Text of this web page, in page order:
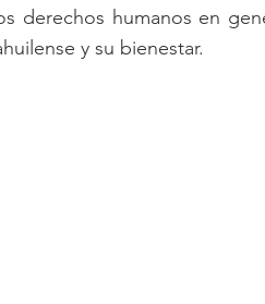
derechos humanos en
y su bienestar.